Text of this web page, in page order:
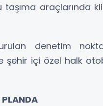
araçlarında
denetim
şehir içi özel halk